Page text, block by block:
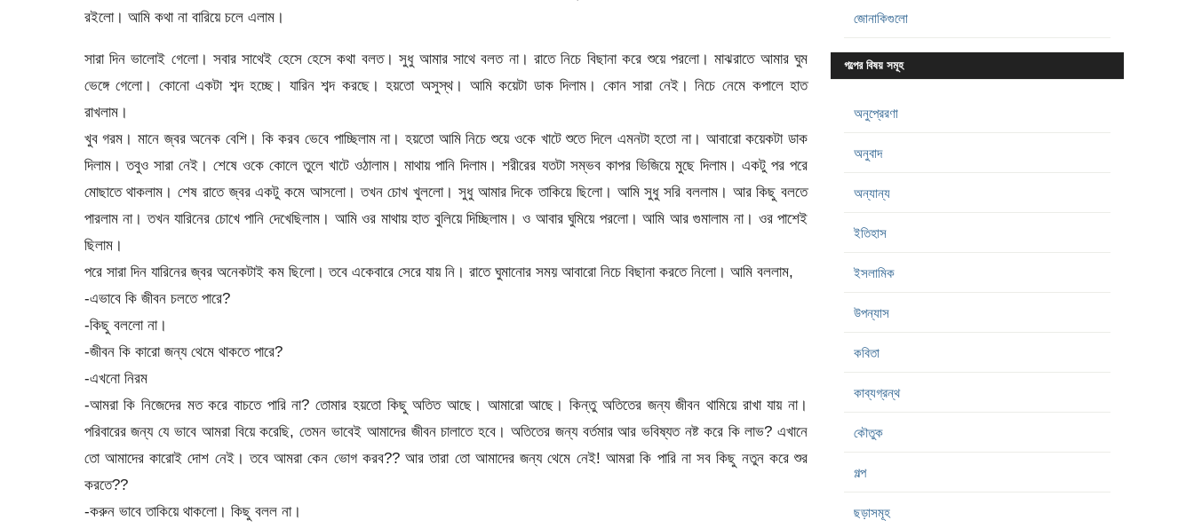
রইলো। আমি কথা না বারিয়ে চলে এলাম।
সারা দিন ভালোই গেলো। সবার সাথেই হেসে হেসে কথা বলত। সুধু আমার সাথে বলত না। রাতে নিচে বিছানা করে শুয়ে পরলো। মাঝরাতে আমার ঘুম
ভেঙ্গে গেলো। কোনো একটা শব্দ হচ্ছে। যারিন শব্দ করছে। হয়তো অসুস্থ। আমি কয়েটা ডাক দিলাম। কোন সারা নেই। নিচে নেমে কপালে হাত
রাখলাম।
খুব গরম। মানে জ্বর অনেক বেশি। কি করব ভেবে পাচ্ছিলাম না। হয়তো আমি নিচে শুয়ে ওকে খাটে শুতে দিলে এমনটা হতো না। আবারো কয়েকটা ডাক
দিলাম। তবুও সারা নেই। শেষে ওকে কোলে তুলে খাটে ওঠালাম। মাথায় পানি দিলাম। শরীরের যতটা সম্ভব কাপর ভিজিয়ে মুছে দিলাম। একটু পর পরে
মোছাতে থাকলাম। শেষ রাতে জ্বর একটু কমে আসলো। তখন চোখ খুললো। সুধু আমার দিকে তাকিয়ে ছিলো। আমি সুধু সরি বললাম। আর কিছু বলতে
পারলাম না। তখন যারিনের চোখে পানি দেখেছিলাম। আমি ওর মাথায় হাত বুলিয়ে দিচ্ছিলাম। ও আবার ঘুমিয়ে পরলো। আমি আর গুমালাম না। ওর পাশেই
ছিলাম।
পরে সারা দিন যারিনের জ্বর অনেকটাই কম ছিলো। তবে একেবারে সেরে যায় নি। রাতে ঘুমানোর সময় আবারো নিচে বিছানা করতে নিলো। আমি বললাম,
-এভাবে কি জীবন চলতে পারে?
-কিছু বললো না।
-জীবন কি কারো জন্য থেমে থাকতে পারে?
-এখনো নিরম
-আমরা কি নিজেদের মত করে বাচতে পারি না? তোমার হয়তো কিছু অতিত আছে। আমারো আছে। কিন্তু অতিতের জন্য জীবন থামিয়ে রাখা যায় না।
পরিবারের জন্য যে ভাবে আমরা বিয়ে করেছি, তেমন ভাবেই আমাদের জীবন চালাতে হবে। অতিতের জন্য বর্তমার আর ভবিষ্যত নষ্ট করে কি লাভ? এখানে
তো আমাদের কারোই দোশ নেই। তবে আমরা কেন ভোগ করব?? আর তারা তো আমাদের জন্য থেমে নেই! আমরা কি পারি না সব কিছু নতুন করে শুর
করতে??
-করুন ভাবে তাকিয়ে থাকলো। কিছু বলল না।
জোনাকিগুলো
গল্পের বিষয় সমূহ
অনুপ্রেরণা
অনুবাদ
অন্যান্য
ইতিহাস
ইসলামিক
উপন্যাস
কবিতা
কাব্যগ্রন্থ
কৌতুক
গল্প
ছড়াসমূহ